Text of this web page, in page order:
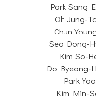
Park Sang
Oh Jung-
Chun
Seo Dong-
Kim So-
Do Byeong-
Park
Kim Min-